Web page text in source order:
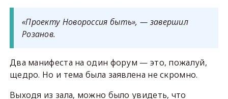
«Проекту Новороссия быть», — завершил
Розанов.
Два манифеста на один форум — это, пожалуй,
щедро. Но и тема была заявлена не скромно.
Выходя из зала, можно было увидеть, что